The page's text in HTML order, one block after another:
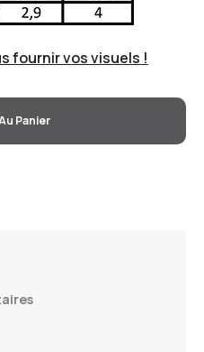
fournir vos visuels !
Panier